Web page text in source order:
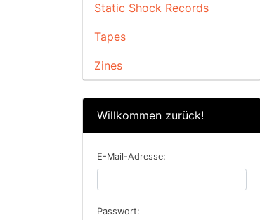
Static Shock Records
Tapes
Zines
Willkommen zurück!
E-Mail-Adresse:
Passwort: